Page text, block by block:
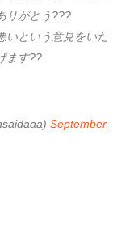
りがとう???
いという意見をいた
ます??
September